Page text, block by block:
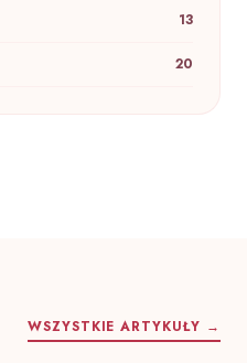
13
20
WSZYSTKIE ARTYKUŁY →